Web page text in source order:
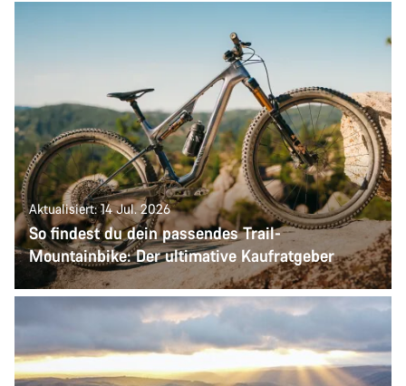
Aktualisiert: 14 Jul. 2026
So findest du dein passendes Trail-
Mountainbike: Der ultimative Kaufratgeber